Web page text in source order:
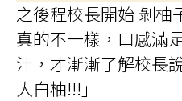
之後程校長開始 剝柚
真的不一樣，口感滿
汁，才漸漸了解校長
大白柚!!!」